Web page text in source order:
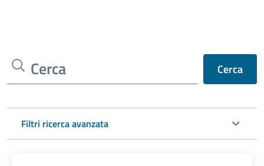
Cerca Cerca
Filtri ricerca avanzata